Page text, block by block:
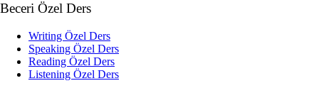
Beceri Özel Ders
Writing Özel Ders
Speaking Özel Ders
Reading Özel Ders
Listening Özel Ders